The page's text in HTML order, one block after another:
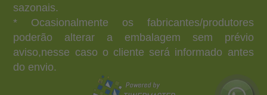
sazonais.
* Ocasionalmente os fabricantes/produtores
poderão alterar a embalagem sem prévio
aviso,nesse caso o cliente será informado antes
do envio.